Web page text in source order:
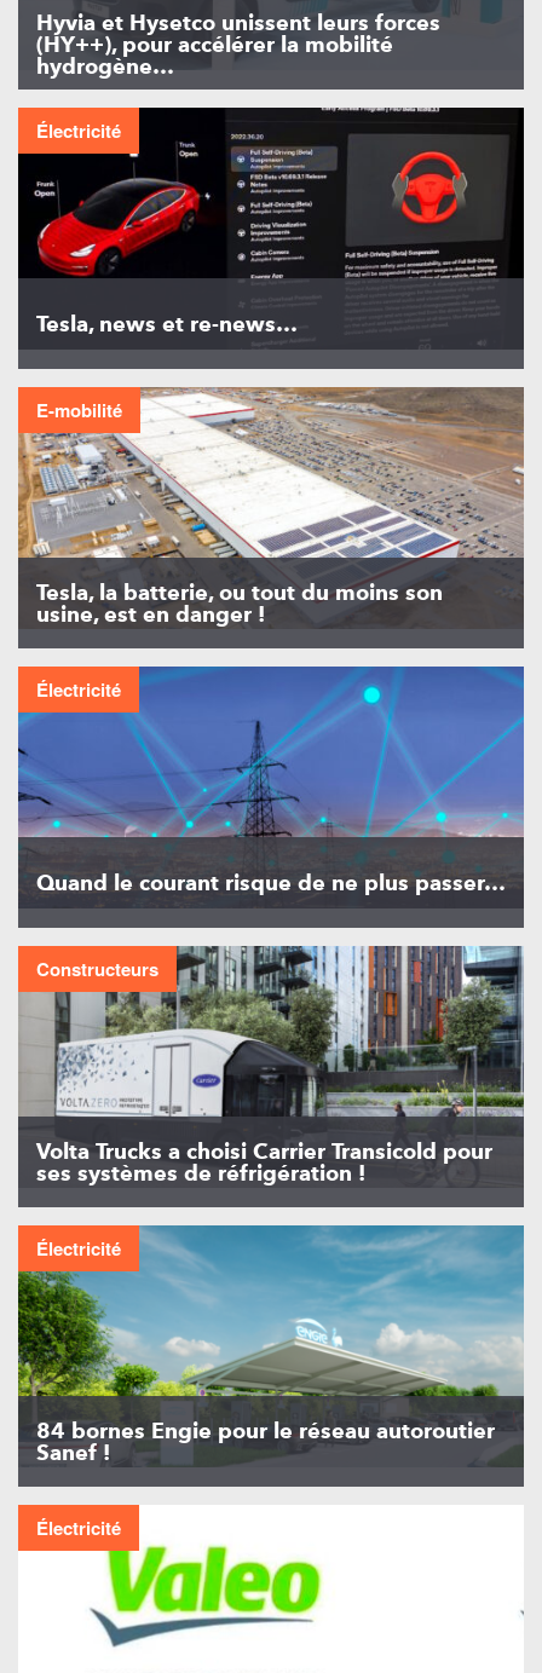
Hyvia et Hysetco unissent leurs forces
(HY++), pour accélérer la mobilité
hydrogène…
Électricité
Tesla, news et re-news…
E-mobilité
Tesla, la batterie, ou tout du moins son
usine, est en danger !
Électricité
Quand le courant risque de ne plus passer…
Constructeurs
Volta Trucks a choisi Carrier Transicold pour
ses systèmes de réfrigération !
Électricité
84 bornes Engie pour le réseau autoroutier
Sanef !
Électricité